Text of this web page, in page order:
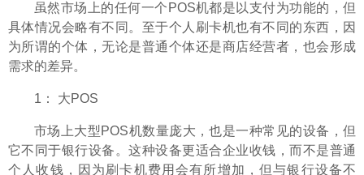
虽然市场上的任何一个POS机都是以支付为功能的，但
具体情况会略有不同。至于个人 刷卡机也有不同的东西，因
为所谓的个体，无论是普通个体还是商店经营者，也会形成
需求的差异。
1： 大POS
市场上大型POS机数量庞大，也是一种常见的设备，但
它不同于银行设备。这种设备更适合企业收钱，而不是普通
个人收钱，因为刷卡机费用会有所增加，但与银行设备不